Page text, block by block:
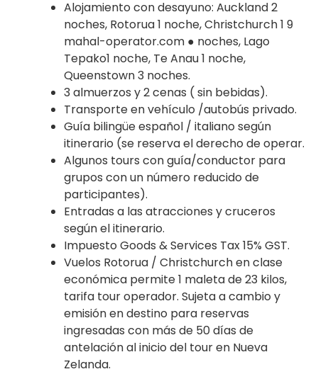
Alojamiento con desayuno: Auckland 2
noches, Rotorua 1 noche, Christchurch 1 9
mahal-operator.com ● noches, Lago
Tepako1 noche, Te Anau 1 noche,
Queenstown 3 noches.
3 almuerzos y 2 cenas ( sin bebidas).
Transporte en vehículo /autobús privado.
Guía bilingüe español / italiano según
itinerario (se reserva el derecho de operar.
Algunos tours con guía/conductor para
grupos con un número reducido de
participantes).
Entradas a las atracciones y cruceros
según el itinerario.
Impuesto Goods & Services Tax 15% GST.
Vuelos Rotorua / Christchurch en clase
económica permite 1 maleta de 23 kilos,
tarifa tour operador. Sujeta a cambio y
emisión en destino para reservas
ingresadas con más de 50 días de
antelación al inicio del tour en Nueva
Zelanda.